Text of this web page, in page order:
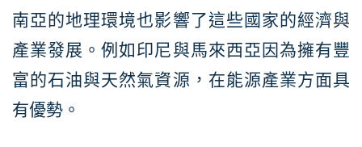
南亞的地理環境也影響了這些國家的經濟與
產業發展。例如印尼與馬來西亞因為擁有豐
富的石油與天然氣資源，在能源產業方面具
有優勢。